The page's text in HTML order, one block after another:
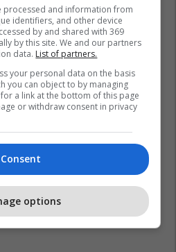
processed and information from
identifiers, and other device
by and shared with 369
by this site. We and our partners
data. List of partners.
your personal data on the basis
you can object to by managing
a link at the bottom of this page
or withdraw consent in privacy
Consent
options